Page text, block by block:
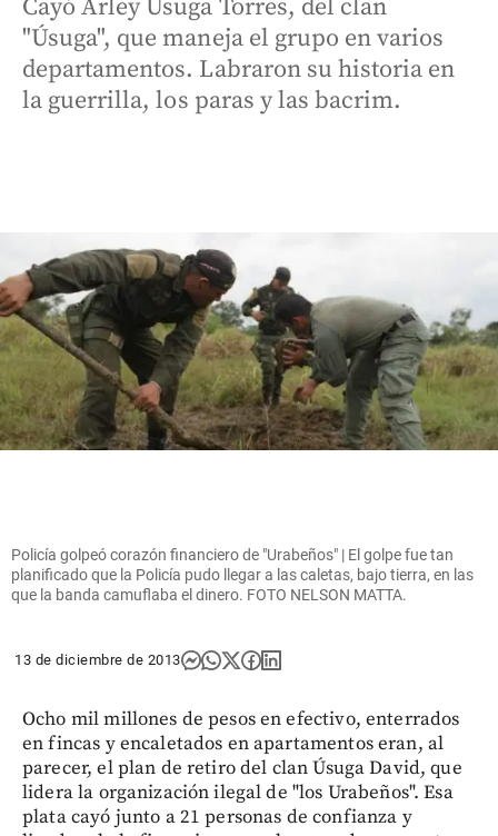
Cayó Arley Úsuga Torres, del clan
"Úsuga", que maneja el grupo en varios
departamentos. Labraron su historia en
la guerrilla, los paras y las bacrim.
Policía golpeó corazón financiero de "Urabeños" | El golpe fue tan
planificado que la Policía pudo llegar a las caletas, bajo tierra, en las
que la banda camuflaba el dinero. FOTO NELSON MATTA.
13 de diciembre de 2013
Ocho mil millones de pesos en efectivo, enterrados
en fincas y encaletados en apartamentos eran, al
parecer, el plan de retiro del clan Úsuga David, que
lidera la organización ilegal de "los Urabeños". Esa
plata cayó junto a 21 personas de confianza y